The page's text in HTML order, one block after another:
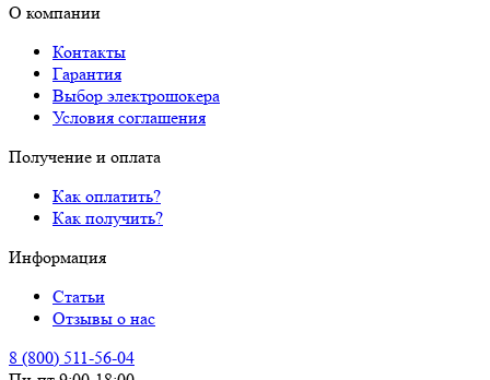
О компании
Контакты
Гарантия
Выбор электрошокера
Условия соглашения
Получение и оплата
Как оплатить?
Как получить?
Информация
Статьи
Отзывы о нас
8 (800) 511-56-04